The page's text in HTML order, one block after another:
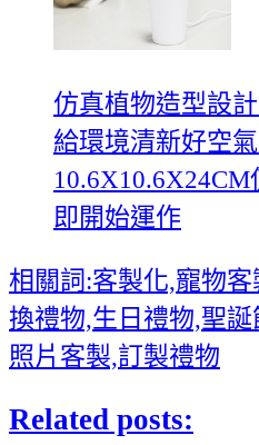
仿真植物造型設
給環境清新好空氣
即開始運作
相關詞:客製化,寵物
換禮物,生日禮物,聖
照片客製,訂製禮物
Related posts: